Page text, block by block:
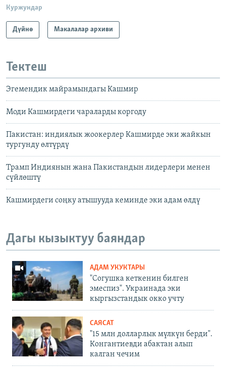
Куржундар
Дүйнө Макалалар архиви
Тектеш
Эгемендик майрамындагы Кашмир
Моди Кашмирдеги чараларды коргоду
Пакистан: индиялык жоокерлер Кашмирде эки жайкын
тургунду өлтүрдү
Трамп Индиянын жана Пакистандын лидерлери менен
сүйлөштү
Кашмирдеги соңку атышууда кеминде эки адам өлдү
Дагы кызыктуу баяндар
АДАМ УКУКТАРЫ
"Согушка кеткенин билген
эмеспиз". Украинада эки
кыргызстандык окко учту
САЯСАТ
"15 млн долларлык мүлкүн берди".
Конгантиевди абактан алып
калган чечим